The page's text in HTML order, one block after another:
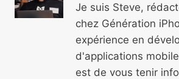
Je suis Steve,
chez Génération
expérience en
d'applications
est de vous tenir